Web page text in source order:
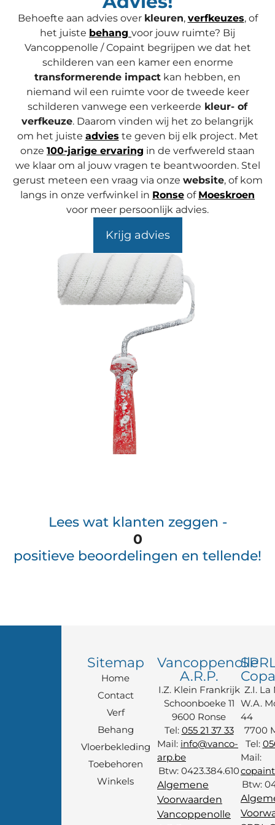
Behoefte aan advies over kleuren, verfkeuzes, of
het juiste behang voor jouw ruimte? Bij
Vancoppenolle / Copaint begrijpen we dat het
schilderen van een kamer een enorme
transformerende impact kan hebben, en
niemand wil een ruimte voor de tweede keer
schilderen vanwege een verkeerde kleur- of
verfkeuze. Daarom vinden wij het zo belangrijk
om het juiste advies te geven bij elk project. Met
onze 100-jarige ervaring in de verfwereld staan
we klaar om al jouw vragen te beantwoorden. Stel
gerust meteen een vraag via onze website, of kom
langs in onze verfwinkel in Ronse of Moeskroen
voor meer persoonlijk advies.
Krijg advies
Lees wat klanten zeggen -
0
positieve beoordelingen en tellende!
Sitemap
Home
Contact
Verf
Behang
Vloerbekleding
Toebehoren
Winkels
Vancoppenolle
A.R.P.
I.Z. Klein Frankrijk
Schoonboeke 11
9600 Ronse
Tel: 055 21 37 33
Mail: info@vanco-
arp.be
Btw: 0423.384.610
Algemene
Voorwaarden
Vancoppenolle
Z.I.
W.A.
44
7700
Tel:
Mail:
Btw: